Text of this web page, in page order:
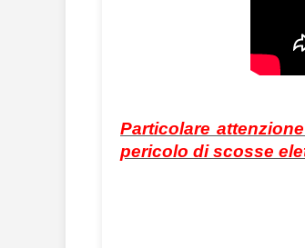
Particolare
pericolo di scosse